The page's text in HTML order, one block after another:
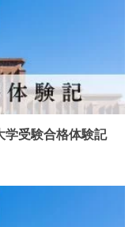
学受験合格体験記